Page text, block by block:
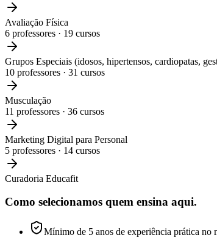
Avaliação Física
6 professores · 19 cursos
Grupos Especiais (idosos, hipertensos, cardiopatas,
10 professores · 31 cursos
Musculação
11 professores · 36 cursos
Marketing Digital para Personal
5 professores · 14 cursos
Curadoria Educafit
Como selecionamos quem ensina aqui.
Mínimo de 5 anos de experiência prática no